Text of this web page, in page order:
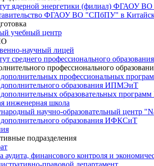
ядерной энергетики (филиал) ФГАОУ
ФГАОУ ВО "СПбПУ" в
учебный центр
научный лицей
среднего профессионального образования
профессионального
профессиональных
образования ИПМЭиТ
образовательных
инженерная школа
научно-образовательный центр
образования ИФКСиТ
подразделения
аудита, финансового контроля и
правовой департамент